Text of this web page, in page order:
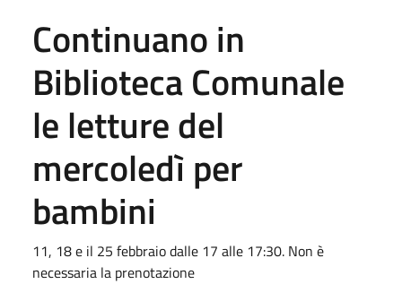
Continuano in
Biblioteca Comunale
le letture del
mercoledì per
bambini
11, 18 e il 25 febbraio dalle 17 alle 17:30. Non è
necessaria la prenotazione